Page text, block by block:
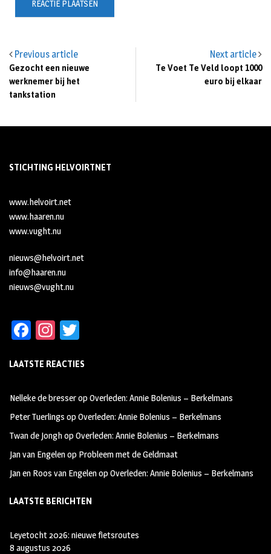
Previous article
Gezocht een nieuwe
werknemer bij het
tankstation
Next article
Te Voet Te Veld loopt 1000
euro bij elkaar
STICHTING HELVOIRTNET
www.helvoirt.net
www.haaren.nu
www.vught.nu
nieuws@helvoirt.net
info@haaren.nu
nieuws@vught.nu
Fa
b
oo
k
In
ag
m
tt
LAATSTE REACTIES
Nelleke de bresseropOverleden: Annie Bolenius – Berkelmans
Peter Tuerlings opOverleden: Annie Bolenius – Berkelmans
Twan de JonghopOverleden: Annie Bolenius – Berkelmans
Jan van Engelenop Probleem met de Geldmaat
Jan en Roos van EngelenopOverleden: Annie Bolenius – Berkelmans
LAATSTE BERICHTEN
Leyetocht 2026: nieuwe fietsroutes
8 augustus 2026